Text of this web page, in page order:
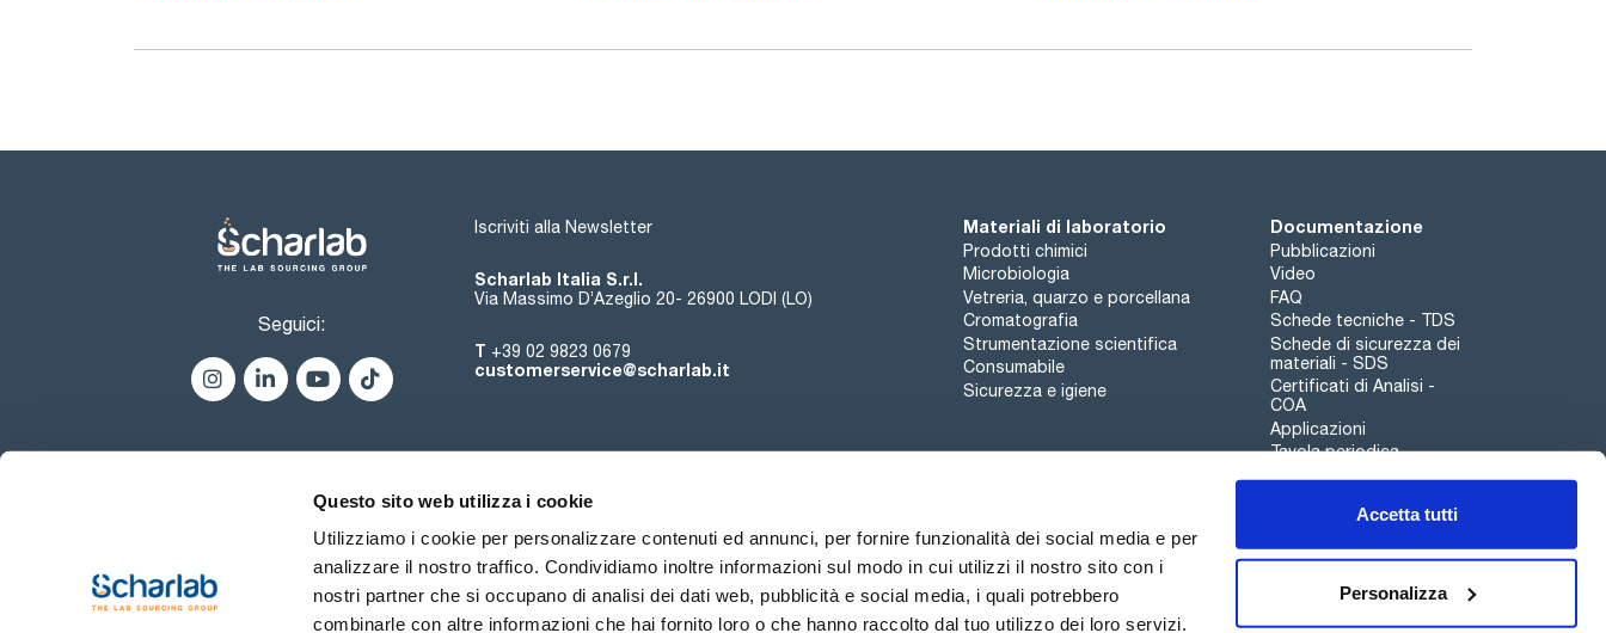
Questo sito web utilizza i cookie
Utilizziamo i cookie per personalizzare contenuti ed annunci, per fornire funzionalità dei social media e per
analizzare il nostro traffico. Condividiamo inoltre informazioni sul modo in cui utilizzi il nostro sito con i
nostri partner che si occupano di analisi dei dati web, pubblicità e social media, i quali potrebbero
combinarle con altre informazioni che hai fornito loro o che hanno raccolto dal tuo utilizzo dei loro servizi.
Accetta tutti
Personalizza
Seguici:
Iscriviti alla Newsletter
Scharlab Italia S.r.l.
Via Massimo D’Azeglio 20- 26900 LODI (LO)
T +39 02 9823 0679
customerservice@scharlab.it
Materiali di laboratorio
Prodotti chimici
Microbiologia
Vetreria, quarzo e porcellana
Cromatografia
Strumentazione scientifica
Consumabile
Sicurezza e igiene
Documentazione
Pubblicazioni
Video
FAQ
Schede tecniche - TDS
Schede di sicurezza dei
materiali - SDS
Certificati di Analisi -
COA
Applicazioni
Tavola periodica
Canale di segnalazioni
Chi siamo Eventi Contatto Novità